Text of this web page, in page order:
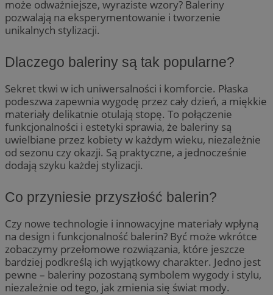
może odważniejsze, wyraziste wzory? Baleriny
pozwalają na eksperymentowanie i tworzenie
unikalnych stylizacji.
Dlaczego baleriny są tak popularne?
Sekret tkwi w ich uniwersalności i komforcie. Płaska
podeszwa zapewnia wygodę przez cały dzień, a miękkie
materiały delikatnie otulają stopę. To połączenie
funkcjonalności i estetyki sprawia, że baleriny są
uwielbiane przez kobiety w każdym wieku, niezależnie
od sezonu czy okazji. Są praktyczne, a jednocześnie
dodają szyku każdej stylizacji.
Co przyniesie przyszłość balerin?
Czy nowe technologie i innowacyjne materiały wpłyną
na design i funkcjonalność balerin? Być może wkrótce
zobaczymy przełomowe rozwiązania, które jeszcze
bardziej podkreślą ich wyjątkowy charakter. Jedno jest
pewne – baleriny pozostaną symbolem wygody i stylu,
niezależnie od tego, jak zmienia się świat mody.